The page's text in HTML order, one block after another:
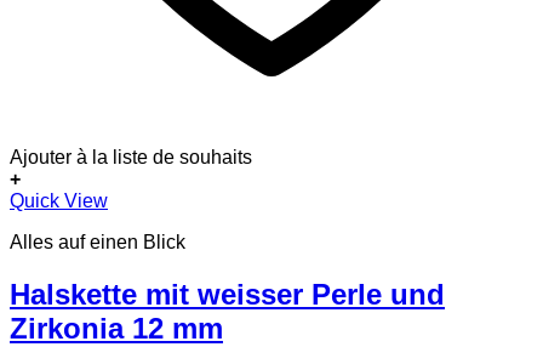
Ajouter à la liste de souhaits
+
Quick View
Alles auf einen Blick
Halskette mit weisser Perle und
Zirkonia 12 mm